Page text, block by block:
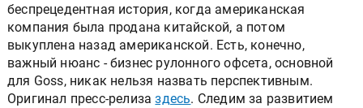
беспрецедентная история, когда американская
компания была продана китайской, а потом
выкуплена назад американской. Есть, конечно,
важный нюанс - бизнес рулонного офсета, основной
для Goss, никак нельзя назвать перспективным.
Оригинал пресс-релизаздесь. Следим за развитием